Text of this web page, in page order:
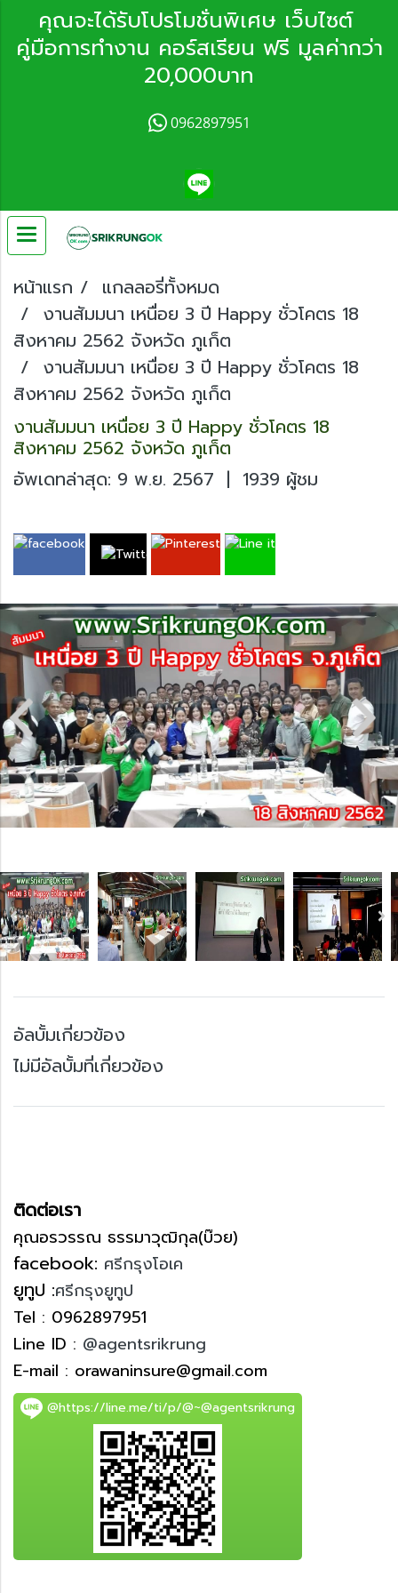
คุณจะได้รับโปรโมชั่นพิเศษ เว็บไซต์
คู่มือการทำงาน คอร์สเรียน ฟรี มูลค่ากว่า
20,000บาท
0962897951
หน้าแรก
แกลลอรี่ทั้งหมด
งานสัมมนา เหนื่อย 3 ปี Happy ชั่วโคตร 18
สิงหาคม 2562 จังหวัด ภูเก็ต
งานสัมมนา เหนื่อย 3 ปี Happy ชั่วโคตร 18
สิงหาคม 2562 จังหวัด ภูเก็ต
งานสัมมนา เหนื่อย 3 ปี Happy ชั่วโคตร 18
สิงหาคม 2562 จังหวัด ภูเก็ต
อัพเดทล่าสุด: 9 พ.ย. 2567 | 1939 ผู้ชม
อัลบั้มเกี่ยวข้อง
ไม่มีอัลบั้มที่เกี่ยวข้อง
ติดต่อเรา
คุณอรวรรณ ธรรมาวุฒิกุล(บ๊วย)
facebook: ศรีกรุงโอเค
ยูทูป :ศรีกรุงยูทูป
Tel : 0962897951
Line ID : @agentsrikrung
E-mail : orawaninsure@gmail.com
@https://line.me/ti/p/@~@agentsrikrung